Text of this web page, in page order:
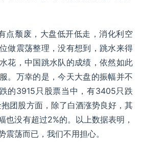
点颓废，大盘低开低走，消化利空
做震荡整理，没有想到，跳水来得
花，中国跳水队的成绩，依然如此
。万幸的是，今天大盘的振幅并不
的3915只股票当中，有3405只跌
团股方面，除了白酒涨势良好，其
也没有超过2%的。以上数据表明，
震荡而已，我们不用担心。